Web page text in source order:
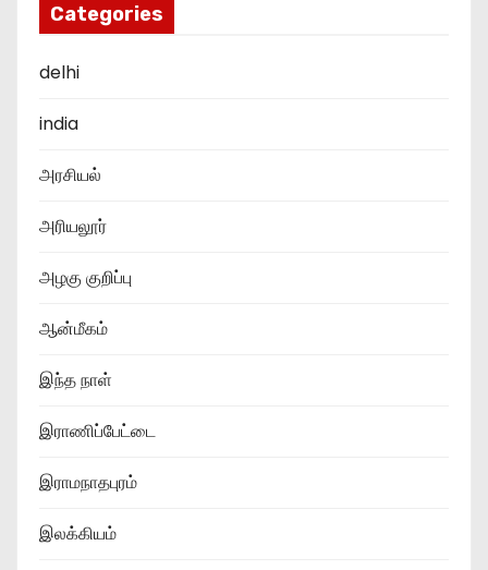
Categories
delhi
india
அரசியல்
அரியலூர்
அழகு குறிப்பு
ஆன்மீகம்
இந்த நாள்
இராணிப்பேட்டை
இராமநாதபுரம்
இலக்கியம்